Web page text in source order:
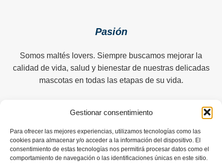
Gestionar consentimiento
Para ofrecer las mejores experiencias, utilizamos tecnologías como las
cookies para almacenar y/o acceder a la información del dispositivo. El
consentimiento de estas tecnologías nos permitirá procesar datos como el
comportamiento de navegación o las identificaciones únicas en este sitio.
Pasión
Somos maltés lovers. Siempre buscamos mejorar la
calidad de vida, salud y bienestar de nuestras delicadas
mascotas en todas las etapas de su vida.
Tu perrito Maltes y su dueño son siempre nuestra prioridad
número uno: buscamos encontrar nuevas formas de
sorprender ambas partes.